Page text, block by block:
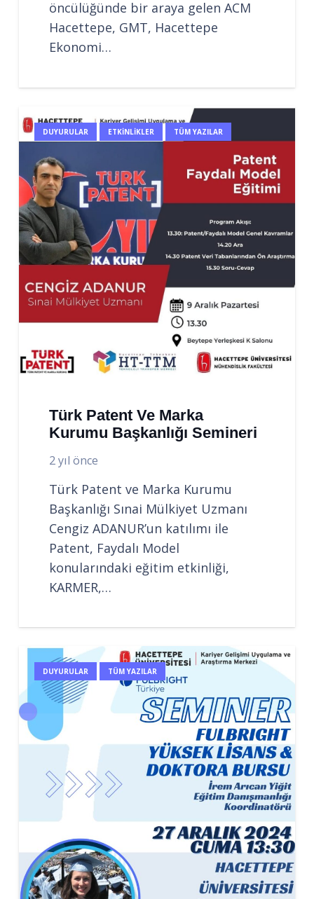
öncülüğünde bir araya gelen ACM
Hacettepe, GMT, Hacettepe
Ekonomi…
DUYURULAR ETKINLIKLER TÜM YAZILAR
Türk Patent Ve Marka
Kurumu Başkanlığı Semineri
2 yıl önce
Türk Patent ve Marka Kurumu
Başkanlığı Sınai Mülkiyet Uzmanı
Cengiz ADANUR’un katılımı ile
Patent, Faydalı Model
konularındaki eğitim etkinliği,
KARMER,…
DUYURULAR TÜM YAZILAR